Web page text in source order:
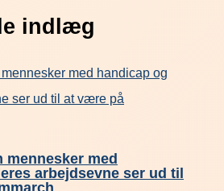
indlæg
mennesker med
arbejdsevne ser ud til